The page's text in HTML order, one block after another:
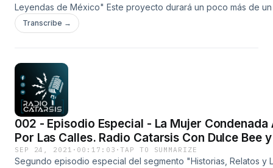
Leyendas de México" Este proyecto durará un poco más de
constará de pequeños míni episodios, con diferentes leyendas
estados de nuestra república. En este día toca el turno a la
grupo de Facebook*
https://www.facebook.com/groups/
*Canal de Telegram* https://t.me/joinchat/QAlEj2upsS4wMTVh
Transcribe →
002 - Episodio Especial - La Mujer Condenada
Por Las Calles. Radio Catarsis Con Dulce Bee
Anarion
SEP 24, 2021 · 00:17:03 ·TAP TO SUMMARIZE
Segundo episodio especial del segmento "Historias, Relatos y